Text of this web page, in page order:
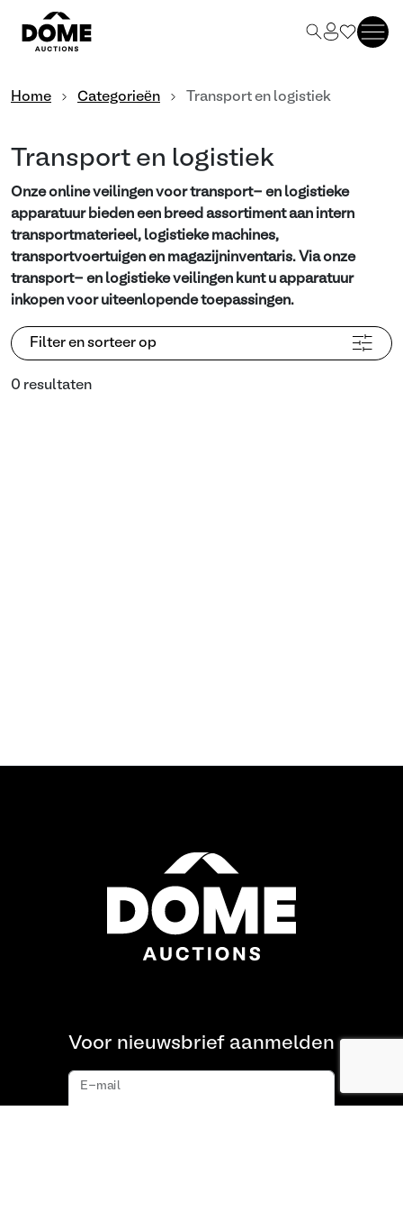
Home Categorieën Transport en logistiek
Transport en logistiek
Onze online veilingen voor transport- en logistieke
apparatuur bieden een breed assortiment aan intern
transportmaterieel, logistieke machines,
transportvoertuigen en magazijninventaris. Via onze
transport- en logistieke veilingen kunt u apparatuur
inkopen voor uiteenlopende toepassingen.
Filter en sorteer op
0 resultaten
Voor nieuwsbrief aanmelden
E-mail